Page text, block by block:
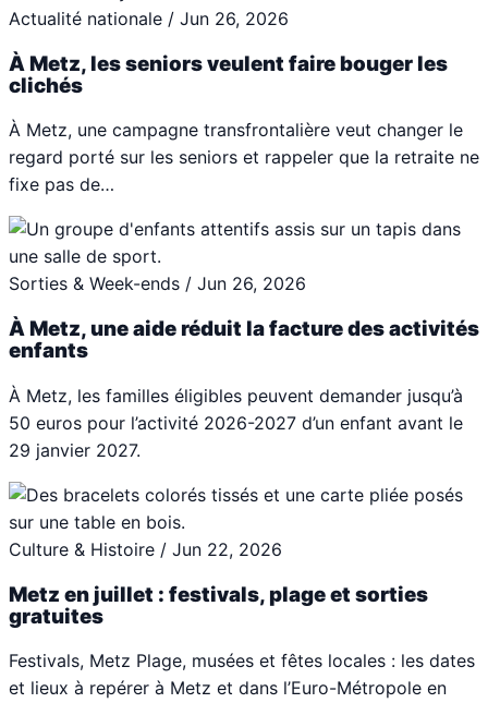
Actualité nationale / Jun 26, 2026
À Metz, les seniors veulent faire bouger les
clichés
À Metz, une campagne transfrontalière veut changer le
regard porté sur les seniors et rappeler que la retraite ne
fixe pas de…
Sorties & Week-ends / Jun 26, 2026
À Metz, une aide réduit la facture des activités
enfants
À Metz, les familles éligibles peuvent demander jusqu’à
50 euros pour l’activité 2026-2027 d’un enfant avant le
29 janvier 2027.
Culture & Histoire / Jun 22, 2026
Metz en juillet : festivals, plage et sorties
gratuites
Festivals, Metz Plage, musées et fêtes locales : les dates
et lieux à repérer à Metz et dans l’Euro-Métropole en